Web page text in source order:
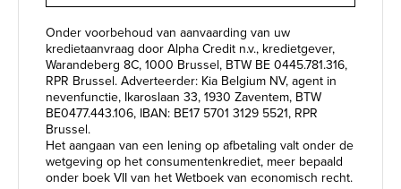
Onder voorbehoud van aanvaarding van uw
kredietaanvraag door Alpha Credit n.v., kredietgever,
Warandeberg 8C, 1000 Brussel, BTW BE 0445.781.316,
RPR Brussel. Adverteerder: Kia Belgium NV, agent in
nevenfunctie, Ikaroslaan 33, 1930 Zaventem, BTW
BE0477.443.106, IBAN: BE17 5701 3129 5521, RPR
Brussel.
Het aangaan van een lening op afbetaling valt onder de
wetgeving op het consumentenkrediet, meer bepaald
onder boek VII van het Wetboek van economisch recht.